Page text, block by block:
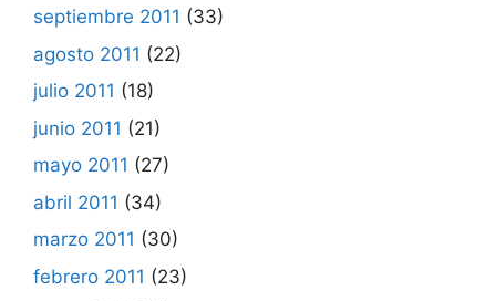
septiembre 2011 (33)
agosto 2011 (22)
julio 2011 (18)
junio 2011 (21)
mayo 2011 (27)
abril 2011 (34)
marzo 2011 (30)
febrero 2011 (23)